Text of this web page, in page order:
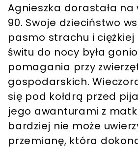
Agnieszka dorastała
90. Swoje dzieciństwo
pasmo strachu i ciężkiej
świtu do nocy była
pomagania przy
gospodarskich.
się pod kołdrą przed
jego awanturami z
bardziej nie może
przemianę, która